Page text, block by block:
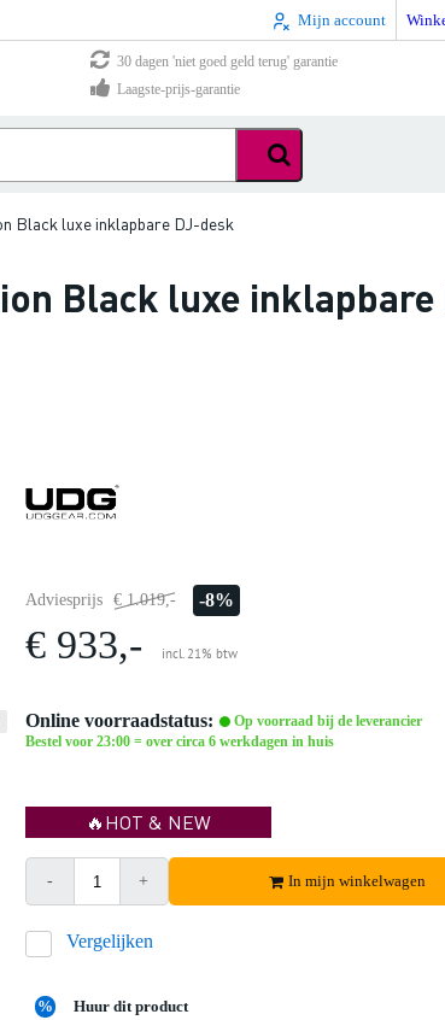
Mijn account
30 dagen 'niet goed geld terug' garantie
Laagste-prijs-garantie
Black luxe inklapbare DJ-desk
Black luxe inklapbare
Adviesprijs € 1.019,- -8%
€ 933,- incl. 21% btw
Online voorraadstatus:
Op voorraad bij de leverancier
Bestel voor 23:00 = over circa 6 werkdagen in huis
🔥HOT & NEW
- + In mijn winkelwagen
Vergelijken
% Huur dit product